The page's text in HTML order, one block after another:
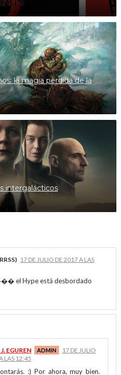
la magia perdida de la
intergalácticos
17 DE JULIO DE 2017 A LAS
el Hype está desbordado
EGUREN
17 DE JULIO
LAS 12:45
:) Por ahora, muy bien.